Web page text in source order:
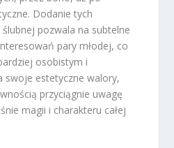
Dodanie tych
pozwala na subtelne
pary młodej, co
osobistym i
swoje estetyczne walory,
przyciągnie uwagę
magii i charakteru całej